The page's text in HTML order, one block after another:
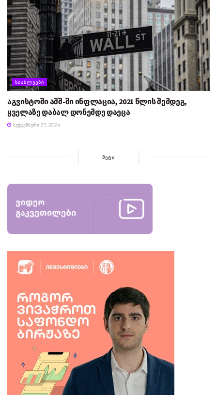
ᲡᲘᲐᲮᲚᲔᲔᲑᲘ
აგვისტოში აშშ-ში ინფლაცია, 2021 წლის შემდეგ,
ყველაზე დაბალ დონემდე დაეცა
ᲡᲔᲥᲢᲔᲛᲑᲔᲠᲘ 27, 2024
ᲛᲔᲢᲘ